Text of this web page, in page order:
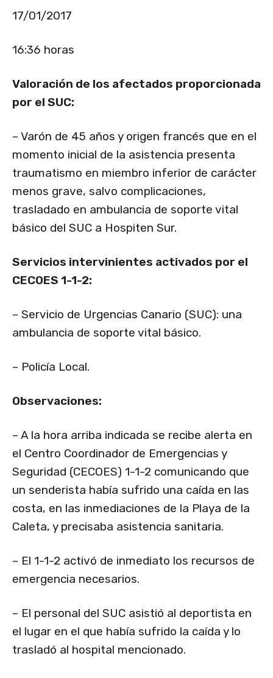
17/01/2017
16:36 horas
Valoración de los afectados proporcionada
por el SUC:
– Varón de 45 años y origen francés que en el
momento inicial de la asistencia presenta
traumatismo en miembro inferior de carácter
menos grave, salvo complicaciones,
trasladado en ambulancia de soporte vital
básico del SUC a Hospiten Sur.
Servicios intervinientes activados por el
CECOES 1-1-2:
– Servicio de Urgencias Canario (SUC): una
ambulancia de soporte vital básico.
– Policía Local.
Observaciones:
– A la hora arriba indicada se recibe alerta en
el Centro Coordinador de Emergencias y
Seguridad (CECOES) 1-1-2 comunicando que
un senderista había sufrido una caída en las
costa, en las inmediaciones de la Playa de la
Caleta, y precisaba asistencia sanitaria.
– El 1-1-2 activó de inmediato los recursos de
emergencia necesarios.
– El personal del SUC asistió al deportista en
el lugar en el que había sufrido la caída y lo
trasladó al hospital mencionado.